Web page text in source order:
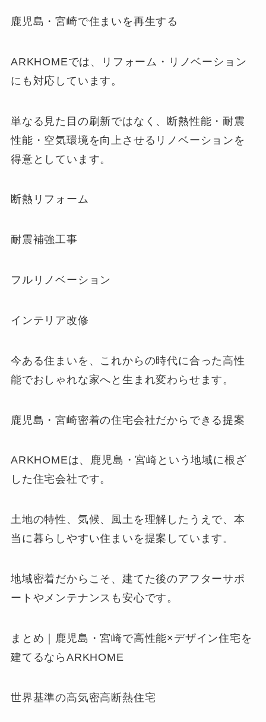
鹿児島・宮崎で住まいを再生する
ARKHOMEでは、リフォーム・リノベーション
にも対応しています。
単なる見た目の刷新ではなく、断熱性能・耐震
性能・空気環境を向上させるリノベーションを
得意としています。
断熱リフォーム
耐震補強工事
フルリノベーション
インテリア改修
今ある住まいを、これからの時代に合った高性
能でおしゃれな家へと生まれ変わらせます。
鹿児島・宮崎密着の住宅会社だからできる提案
ARKHOMEは、鹿児島・宮崎という地域に根ざ
した住宅会社です。
土地の特性、気候、風土を理解したうえで、本
当に暮らしやすい住まいを提案しています。
地域密着だからこそ、建てた後のアフターサポ
ートやメンテナンスも安心です。
まとめ｜鹿児島・宮崎で高性能×デザイン住宅を
建てるならARKHOME
世界基準の高気密高断熱住宅